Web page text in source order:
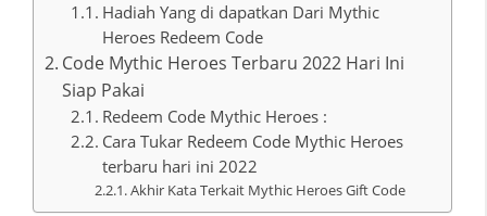
Hadiah Yang di dapatkan Dari Mythic
Heroes Redeem Code
Code Mythic Heroes Terbaru 2022 Hari Ini
Siap Pakai
Redeem Code Mythic Heroes :
Cara Tukar Redeem Code Mythic Heroes
terbaru hari ini 2022
Akhir Kata Terkait Mythic Heroes Gift Code